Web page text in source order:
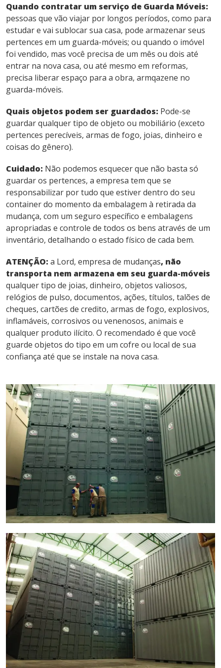
Quando contratar um serviço de Guarda Móveis:
pessoas que vão viajar por longos períodos, como para
estudar e vai sublocar sua casa, pode armazenar seus
pertences em um guarda-móveis; ou quando o imóvel
foi vendido, mas você precisa de um mês ou dois até
entrar na nova casa, ou até mesmo em reformas,
precisa liberar espaço para a obra, armqazene no
guarda-móveis.
Quais objetos podem ser guardados: Pode-se
guardar qualquer tipo de objeto ou mobiliário (exceto
pertences perecíveis, armas de fogo, joias, dinheiro e
coisas do gênero).
Cuidado: Não podemos esquecer que não basta só
guardar os pertences, a empresa tem que se
responsabilizar por tudo que estiver dentro do seu
container do momento da embalagem à retirada da
mudança, com um seguro específico e embalagens
apropriadas e controle de todos os bens através de um
inventário, detalhando o estado físico de cada bem.
ATENÇÃO: a Lord, empresa de mudanças, não
transporta nem armazena em seu guarda-móveis
qualquer tipo de joias, dinheiro, objetos valiosos,
relógios de pulso, documentos, ações, títulos, talões de
cheques, cartões de credito, armas de fogo, explosivos,
inflamáveis, corrosivos ou venenosos, animais e
qualquer produto ilícito. O recomendado é que você
guarde objetos do tipo em um cofre ou local de sua
confiança até que se instale na nova casa.